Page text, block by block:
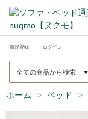
新規登録 ログイン
ホーム ベッド